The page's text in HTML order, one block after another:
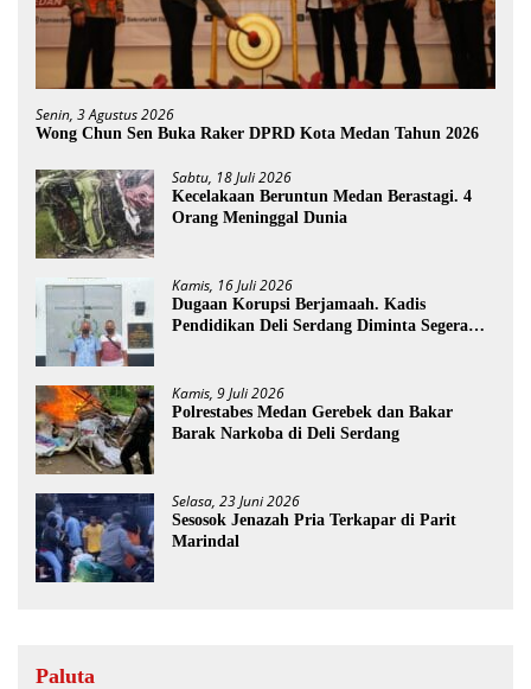
Senin, 3 Agustus 2026
Wong Chun Sen Buka Raker DPRD Kota Medan Tahun 2026
Sabtu, 18 Juli 2026
Kecelakaan Beruntun Medan Berastagi. 4
Orang Meninggal Dunia
Kamis, 16 Juli 2026
Dugaan Korupsi Berjamaah. Kadis
Pendidikan Deli Serdang Diminta Segera
Kamis, 9 Juli 2026
Polrestabes Medan Gerebek dan Bakar
Barak Narkoba di Deli Serdang
Selasa, 23 Juni 2026
Sesosok Jenazah Pria Terkapar di Parit
Marindal
Paluta